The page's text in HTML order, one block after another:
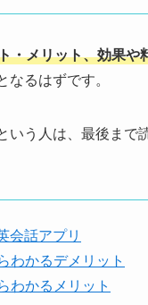
・メリット、効果や
るはずです。
う人は、最後まで
会話アプリ
わかるデメリット
わかるメリット